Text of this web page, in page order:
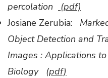
percolation
(pdf)
Josiane Zerubia:
Object Detection and
Images : Applications
Biology (pdf)